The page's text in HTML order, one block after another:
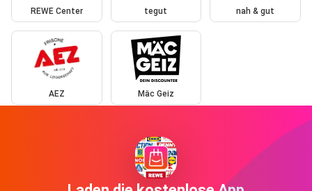
REWE Center tegut nah & gut
AEZ Mäc Geiz